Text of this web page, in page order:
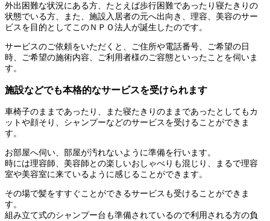
外出困難な状況にある方、たとえば歩行困難であったり寝たきりの
状態でいる方、また、施設入居者の元へ出向き、理容、美容のサー
ビスを目的としてこのＮＰＯ法人が誕生したのです。
サービスのご依頼をいただくと、ご住所や電話番号、ご希望の日
時、ご希望の施術内容、ご利用者様のご容態といったことを伺いま
す。
施設などでも本格的なサービスを受けられます
車椅子のままであったり、また寝たきりのままであったとしてもカ
ットや顔そり、シャンプーなどのサービスを受けることができま
す。
お部屋へ伺い、部屋が汚れないように準備を行います。
時には理容師、美容師との楽しいおしゃべりも混じり、まるで理容
室や美容室に来ているように感じることができます。
その場で髪をすすぐことができるサービスも受けることができま
す。
組み立て式のシャンプー台も準備されているので利用される方の負